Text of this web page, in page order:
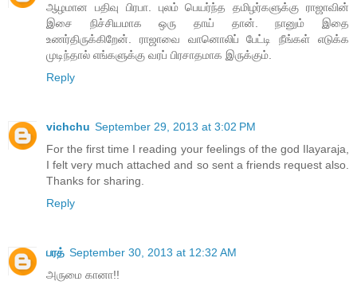
ஆழமான பதிவு பிரபா. புலம் பெயர்ந்த தமிழர்களுக்கு ராஜாவின்
இசை நிச்சியமாக ஒரு தாய் தான். நானும் இதை
உணர்திருக்கிறேன். ராஜாவை வானொலிப் பேட்டி நீங்கள் எடுக்க
முடிந்தால் எங்களுக்கு வரப் பிரசாதமாக இருக்கும்.
Reply
vichchu September 29, 2013 at 3:02 PM
For the first time I reading your feelings of the god Ilayaraja,
I felt very much attached and so sent a friends request also.
Thanks for sharing.
Reply
பரத் September 30, 2013 at 12:32 AM
அருமை கானா!!